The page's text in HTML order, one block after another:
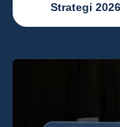
Strategi 2026